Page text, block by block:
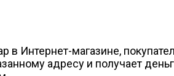
в Интернет-магазине,
адресу и получает